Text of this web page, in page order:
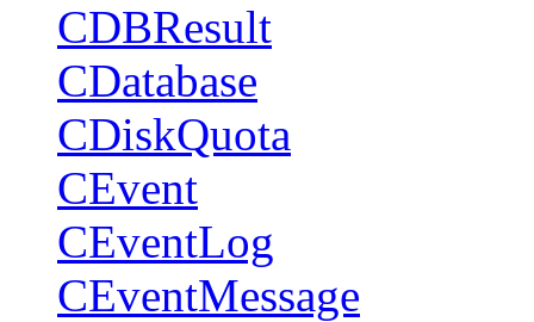
CDBResult
CDatabase
CDiskQuota
CEvent
CEventLog
CEventMessage